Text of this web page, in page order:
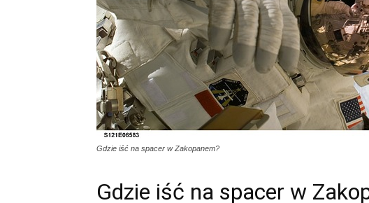
Gdzie iść na spacer w Zakopanem?
Gdzie iść na spacer w